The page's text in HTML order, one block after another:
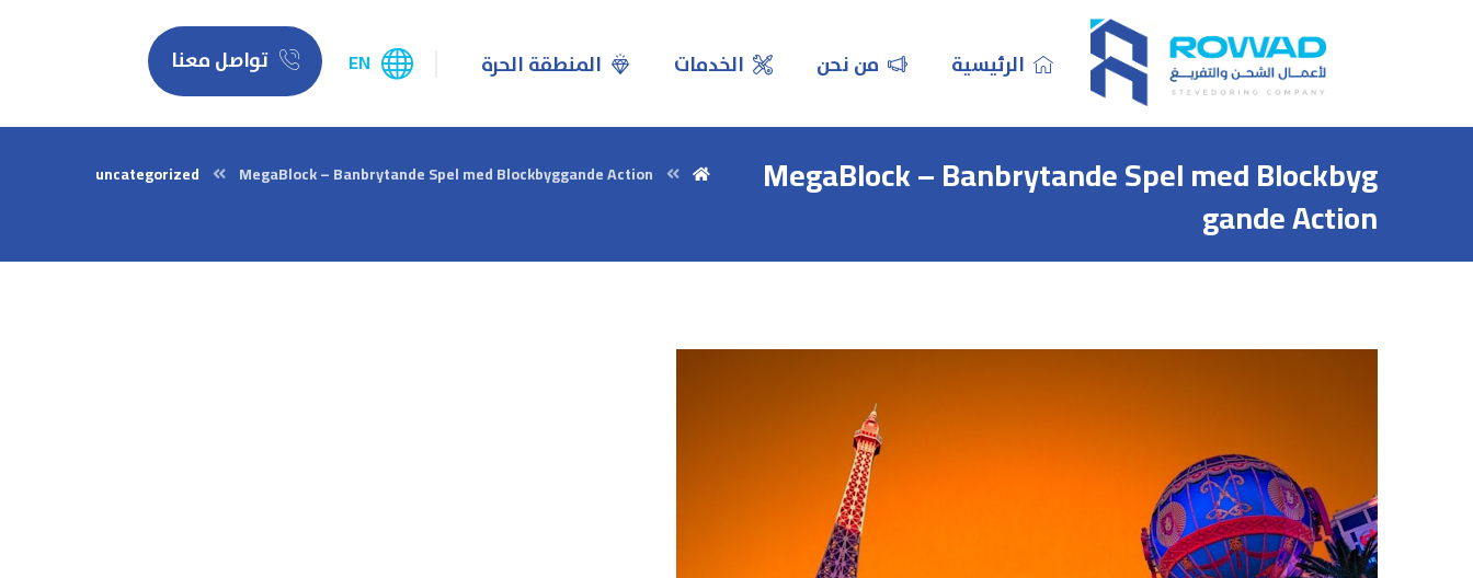
تواصل معنا EN الرئيسية من نحن الخدمات المنطقة الحرة
MegaBlock – Banbrytande Spel med Blockbyg
gande Action
uncategorized MegaBlock – Banbrytande Spel med Blockbyggande Action